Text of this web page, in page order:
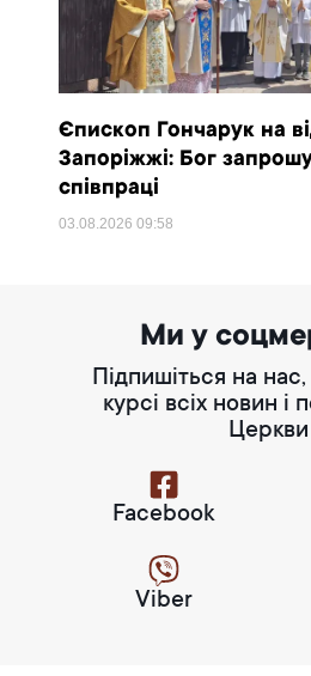
Єпископ Гончарук на
Запоріжжі: Бог
співпраці
03.08.202609:58
Ми у
Підпишіться на
курсі всіх новин і
Церкви
Facebook
Viber